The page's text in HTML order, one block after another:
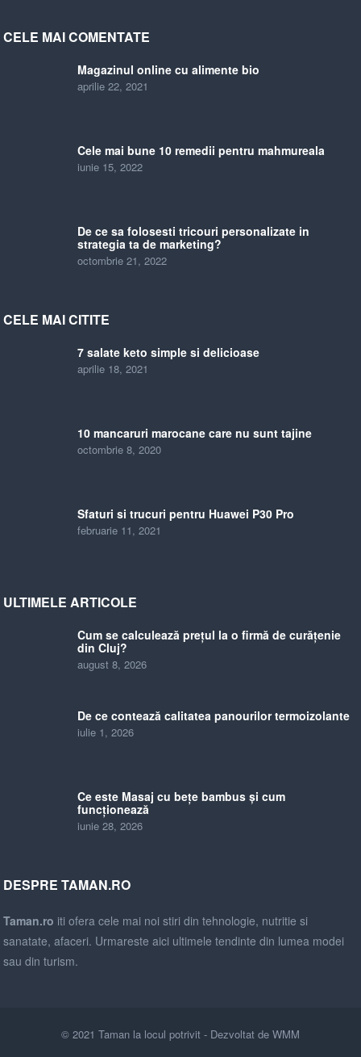
CELE MAI COMENTATE
Magazinul online cu alimente bio
aprilie 22, 2021
Cele mai bune 10 remedii pentru mahmureala
iunie 15, 2022
De ce sa folosesti tricouri personalizate in
strategia ta de marketing?
octombrie 21, 2022
CELE MAI CITITE
7 salate keto simple si delicioase
aprilie 18, 2021
10 mancaruri marocane care nu sunt tajine
octombrie 8, 2020
Sfaturi si trucuri pentru Huawei P30 Pro
februarie 11, 2021
ULTIMELE ARTICOLE
Cum se calculează prețul la o firmă de curățenie
din Cluj?
august 8, 2026
De ce contează calitatea panourilor termoizolante
iulie 1, 2026
Ce este Masaj cu bețe bambus și cum
funcționează
iunie 28, 2026
DESPRE TAMAN.RO
Taman.ro iti ofera cele mai noi stiri din tehnologie, nutritie si
sanatate, afaceri. Urmareste aici ultimele tendinte din lumea modei
sau din turism.
© 2021 Taman la locul potrivit - Dezvoltat de WMM